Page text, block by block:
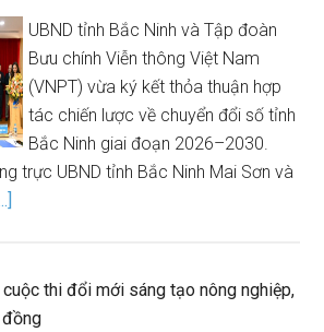
UBND tỉnh Bắc Ninh và Tập đoàn
Bưu chính Viễn thông Việt Nam
(VNPT) vừa ký kết thỏa thuận hợp
tác chiến lược về chuyển đổi số tỉnh
Bắc Ninh giai đoạn 2026–2030.
trực UBND tỉnh Bắc Ninh Mai Sơn và
thi đổi mới sáng tạo nông nghiệp,